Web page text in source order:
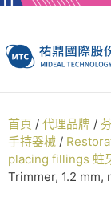
首頁 / 代理品牌 /
手持器械 /
placing fillings 蛀
Trimmer, 1.2 mm,